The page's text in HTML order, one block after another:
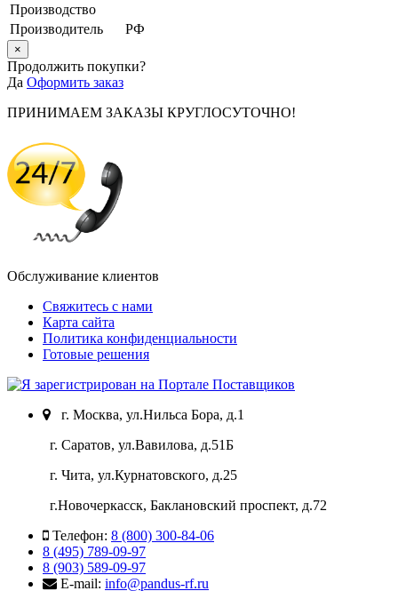
Производство
Производитель
РФ
×
Продолжить покупки?
Да Оформить заказ
ПРИНИМАЕМ ЗАКАЗЫ КРУГЛОСУТОЧНО!
Обслуживание клиентов
Свяжитесь с нами
Карта сайта
Политика конфиденциальности
Готовые решения
г. Москва, ул.Нильса Бора, д.1
г. Саратов, ул.Вавилова, д.51Б
г. Чита, ул.Курнатовского, д.25
г.Новочеркасск, Баклановский проспект, д.72
Телефон: 8 (800) 300-84-06
8 (495) 789-09-97
8 (903) 589-09-97
E-mail: info@pandus-rf.ru